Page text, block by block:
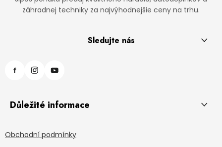
záhradnej techniky za najvýhodnejšie ceny na trhu.
Sledujte nás
Důležité informace
Obchodní podmínky